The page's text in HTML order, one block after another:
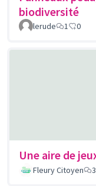
biodiversité
lerude 1 0
Une aire de
Fleury Citoyen
3